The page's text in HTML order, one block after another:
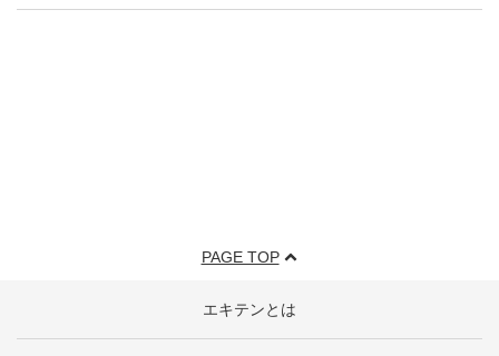
PAGE TOP
エキテンとは